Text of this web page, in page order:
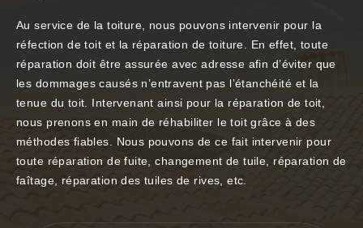
Au service de la toiture, nous pouvons intervenir pour la
réfection de toit et la réparation de toiture. En effet, toute
réparation doit être assurée avec adresse afin d’éviter que
les dommages causés n’entravent pas l’étanchéité et la
tenue du toit. Intervenant ainsi pour la réparation de toit,
nous prenons en main de réhabiliter le toit grâce à des
méthodes fiables. Nous pouvons de ce fait intervenir pour
toute réparation de fuite, changement de tuile, réparation de
faîtage, réparation des tuiles de rives, etc.